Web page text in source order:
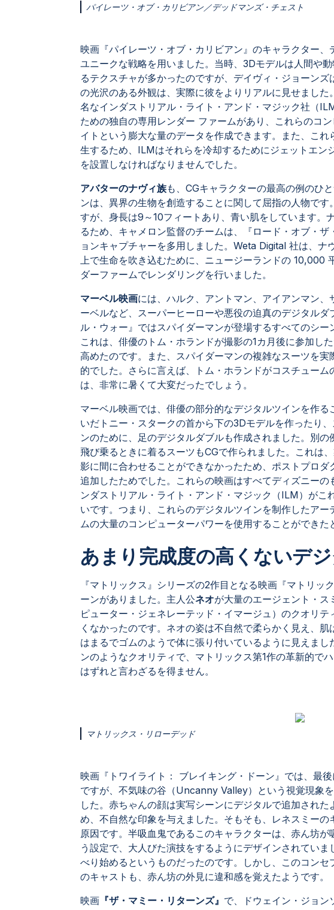
パイレーツ・オブ・カリビアン／デッドマンズ・チェスト
映画『パイレーツ・オブ・カリビアン』のキャラクター、
ユニークな戦略を用いました。当時、3Dモデルは人間や
るテクスチャが多かったのですが、デイヴィ・ジョーン
の光沢のある外観は、実際に彼をよりリアルに見せまし
名なインダストリアル・ライト・アンド・マジック社（
ための独自の専用レンダー ファームがあり、これらのコ
イトという膨大な量のデータを作成できます。また、こ
生するため、ILMはそれらを冷却するためにジェットエン
を設置しなければなりませんでした。
アバターのナヴィ族も、CGキャラクターの最高の例のひ
ンは、異界の生物を創造することに関して屈指の人物で
すが、身長は9～10フィートあり、青い肌をしています。
るため、キャメロン監督のチームは、『ロード・オブ・
ョンキャプチャーを多用しました。Weta Digital 社は、
上で生命を吹き込むために、ニュージーランドの 10,000
ダーファームでレンダリングを行いました。
マーベル映画には、ハルク、アントマン、アイアンマン
ーベルなど、スーパーヒーローや悪役の迫真のデジタル
ル・ウォー』ではスパイダーマンが登場するすべてのシー
これは、俳優のトム・ホランドが撮影の1カ月後に参加し
高めたのです。また、スパイダーマンの複雑なスーツを
的でした。さらに言えば、トム・ホランドがコスチュー
は、非常に暑くて大変だったでしょう。
マーベル映画では、俳優の部分的なデジタルツインを作
いだトニー・スタークの首から下の3Dモデルを作ったり
ンのために、足のデジタルダブルも作成されました。別
飛び乗るときに着るスーツもCGで作られました。これは
影に間に合わせることができなかったため、ポストプロ
追加したためでした。これらの映画はすべてディズニー
ンダストリアル・ライト・アンド・マジック（ILM）がこ
いです。つまり、これらのデジタルツインを制作したア
ムの大量のコンピューターパワーを使用することができた
あまり完成度の高くないデ
『マトリックス』シリーズの2作目となる映画『マトリッ
ーンがありました。主人公ネオが大量のエージェント・ス
ピューター・ジェネレーテッド・イマージュ）のクオリ
くなかったのです。ネオの姿は不自然で柔らかく見え、
はまるでゴムのようで体に張り付いているように見えま
ンのようなクオリティで、マトリックス第1作の革新的で
はずれと言わざるを得ません。
マトリックス・リローデッド
映画『トワイライト： ブレイキング・ドーン』では、最後
ですが、不気味の谷（Uncanny Valley）という視覚現象
した。赤ちゃんの顔は実写シーンにデジタルで追加され
め、不自然な印象を与えました。そもそも、レネスミー
原因です。半吸血鬼であるこのキャラクターは、赤ん坊
う設定で、大人びた演技をするようにデザインされてい
べり始めるというものだったのです。しかし、このコン
のキャストも、赤ん坊の外見に違和感を覚えたようです。
映画 『ザ・マミー・リターンズ』 で、ドウェイン・ジョン